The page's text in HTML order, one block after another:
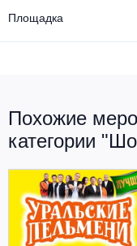
Площадка
Похожие
категории